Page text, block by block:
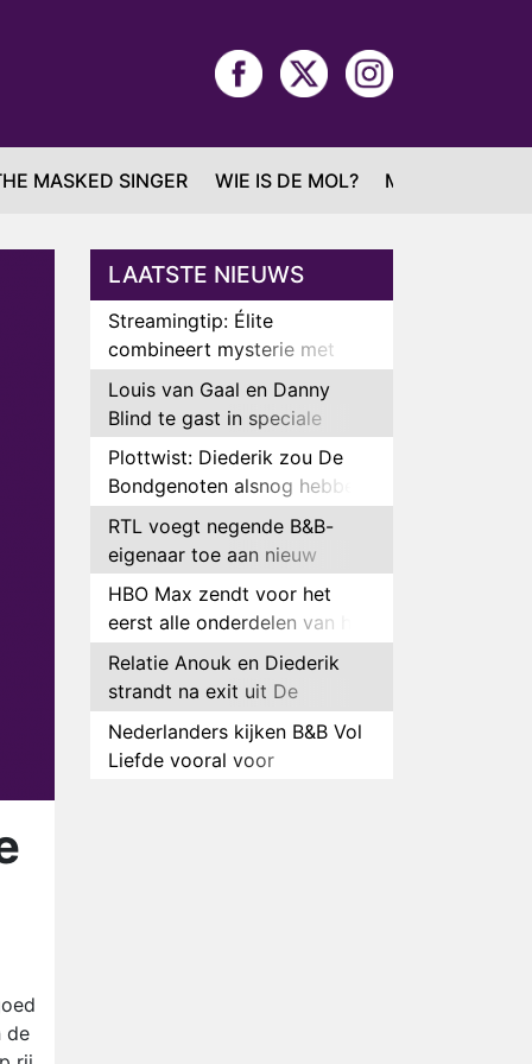
MASKED SINGER WIE IS DE MOL? MAFS
de
LAATSTE NIEUWS
Streamingtip: Élite
combineert mysterie met
romantie
Louis van Gaal en Danny
Blind te gast in speciale
aflevering van Tussen de
Palen
Plottwist: Diederik zou De
Bondgenoten alsnog hebben
verlaten
RTL voegt negende B&B-
eigenaar toe aan nieuw
seizoen B&B Vol Liefde
HBO Max zendt voor het
eerst alle onderdelen van het
EK Atletiek uit
Relatie Anouk en Diederik
strandt na exit uit De
Bondgenoten
Nederlanders kijken B&B Vol
Liefde vooral voor